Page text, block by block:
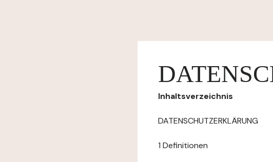
Inhaltsverzeichnis
DATENSCHUTZERKLÄRUNG
1 Definitionen